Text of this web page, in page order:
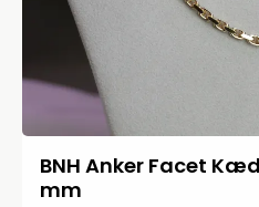
BNH Anker Facet
mm